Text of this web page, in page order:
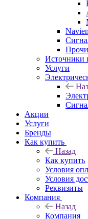
Navien
Источники
Услуги
Акции
Услуги
Бренды
Как купить
Назад
Как купить
Условия
Условия
Реквизиты
Компания
Назад
Компания